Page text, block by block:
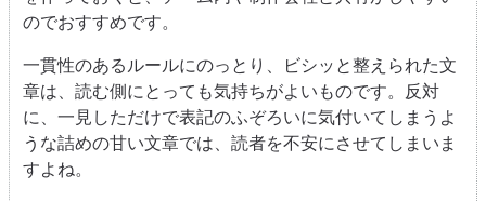
のでおすすめです。
一貫性のあるルールにのっとり、ビシッと整えられた文
章は、読む側にとっても気持ちがよいものです。反対
に、一見しただけで表記のふぞろいに気付いてしまうよ
うな詰めの甘い文章では、読者を不安にさせてしまいま
すよね。